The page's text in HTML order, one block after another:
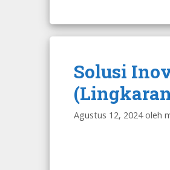
Solusi
Agustus 12, 2024 oleh